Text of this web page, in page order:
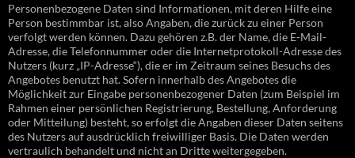
Personenbezogene Daten sind Informationen, mit deren Hilfe eine
Person bestimmbar ist, also Angaben, die zurück zu einer Person
verfolgt werden können. Dazu gehören z.B. der Name, die E-Mail-
Adresse, die Telefonnummer oder die Internetprotokoll-Adresse des
Nutzers (kurz „IP-Adresse“), die er im Zeitraum seines Besuchs des
Angebotes benutzt hat. Sofern innerhalb des Angebotes die
Möglichkeit zur Eingabe personenbezogener Daten (zum Beispiel im
Rahmen einer persönlichen Registrierung, Bestellung, Anforderung
oder Mitteilung) besteht, so erfolgt die Angaben dieser Daten seitens
des Nutzers auf ausdrücklich freiwilliger Basis. Die Daten werden
vertraulich behandelt und nicht an Dritte weitergegeben.